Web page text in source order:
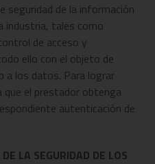
seguridad de la información
industria, tales como
de acceso y
ello con el objeto de
a los datos. Para lograr
el prestador obtenga
autenticación de
LA SEGURIDAD DE LOS